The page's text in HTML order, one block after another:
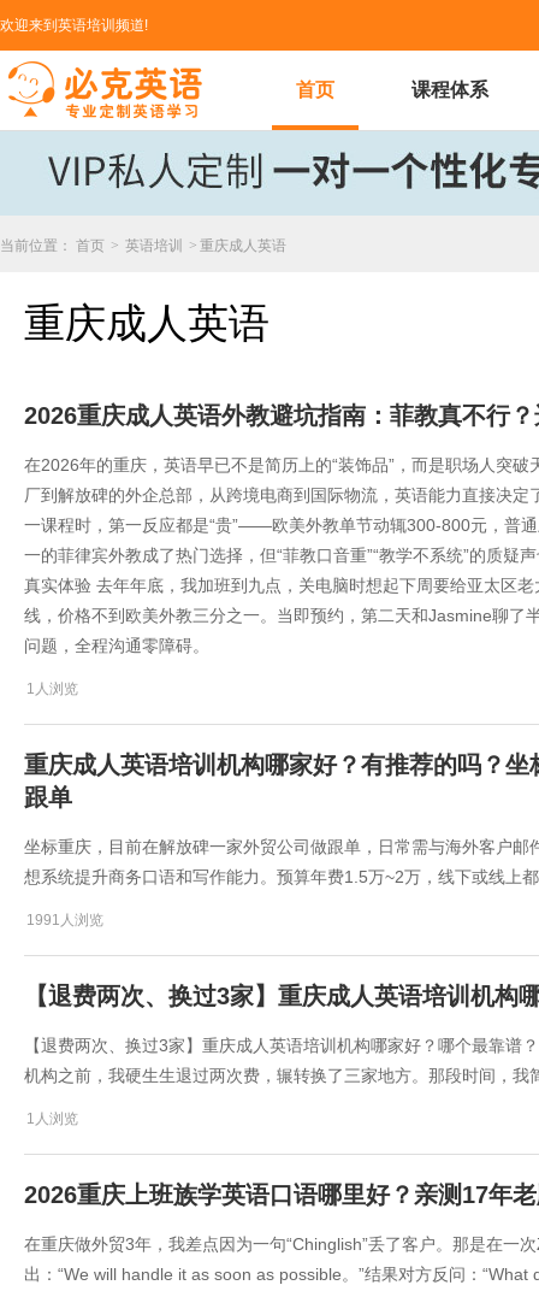
欢迎来到英语培训频道!
首页 课程体系
当前位置： 首页 > 英语培训 > 重庆成人英语
重庆成人英语
2026重庆成人英语外教避坑指南：菲教真不行
在2026年的重庆，英语早已不是简历上的“装饰品”，而是职场人突
厂到解放碑的外企总部，从跨境电商到国际物流，英语能力直接决
一课程时，第一反应都是“贵”——欧美外教单节动辄300-800元，普
一的菲律宾外教成了热门选择，但“菲教口音重”“教学不系统”的质
真实体验 去年年底，我加班到九点，关电脑时想起下周要给亚太区
线，价格不到欧美外教三分之一。当即预约，第二天和Jasmine聊了
问题，全程沟通零障碍。
1人浏览
重庆成人英语培训机构哪家好？有推荐的吗？
跟单
坐标重庆，目前在解放碑一家外贸公司做跟单，日常需与海外客户
想系统提升商务口语和写作能力。预算年费1.5万~2万，线下或线上
1991人浏览
【退费两次、换过3家】重庆成人英语培训机构
【退费两次、换过3家】重庆成人英语培训机构哪家好？哪个最靠
机构之前，我硬生生退过两次费，辗转换了三家地方。那段时间，我
1人浏览
2026重庆上班族学英语口语哪里好？亲测17年
在重庆做外贸3年，我差点因为一句“Chinglish”丢了客户。那是在一
出：“We will handle it as soon as possible。”结果对方反问：